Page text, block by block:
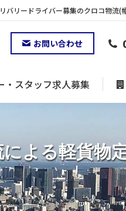
バリードライバー募集のクロコ物流
お問い合わせ
・スタッフ求人募集
よる軽貨物
・スタッフ求人募集